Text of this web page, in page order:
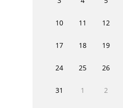
10 11 12
17 18 19
24 25 26
31 1 2